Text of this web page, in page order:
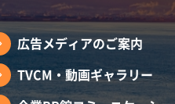
広告メディアのご案内
TVCM・動画ギャラリー